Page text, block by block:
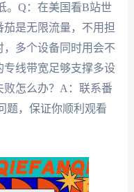
。Q：在美国看B站世
是无限流量，不用担
多个设备同时用会不
线带宽足够支撑多设
败怎么办？A：联系番
题，保证你顺利观看